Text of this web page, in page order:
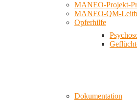
MANEO-Projekt-
MANEO-QM-
Opferhilfe
Dokumentation